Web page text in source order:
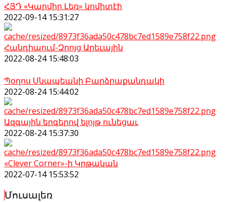
ՀՅԴ «Կարմիր Լեռ» կոմիտէի
2022-09-14 15:31:27
Հանդիպում-Զրոյց Արեւային
2022-08-24 15:48:03
Պօղոս Սնապեանի Բարձրաքանդակի
2022-08-24 15:44:02
Ազգային երգերով ելոյթ ունեցաւ
2022-08-24 15:37:30
«Clever Corner»-ի Կրթական
2022-07-14 15:53:52
Մուսալեռ